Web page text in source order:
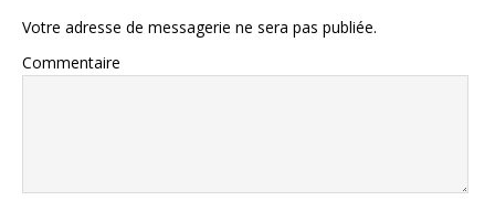
Votre adresse de messagerie ne sera pas publiée.
Commentaire